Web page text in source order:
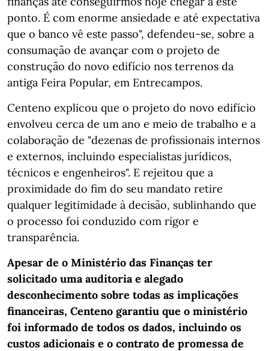
ponto. É com enorme ansiedade e até expectativa
que o banco vê este passo", defendeu-se, sobre a
consumação de avançar com o projeto de
construção do novo edifício nos terrenos da
antiga Feira Popular, em Entrecampos.
Centeno explicou que o projeto do novo edifício
envolveu cerca de um ano e meio de trabalho e a
colaboração de "dezenas de profissionais internos
e externos, incluindo especialistas jurídicos,
técnicos e engenheiros". E rejeitou que a
proximidade do fim do seu mandato retire
qualquer legitimidade à decisão, sublinhando que
o processo foi conduzido com rigor e
transparência.
Apesar de o Ministério das Finanças ter
solicitado uma auditoria e alegado
desconhecimento sobre todas as implicações
financeiras, Centeno garantiu que o ministério
foi informado de todos os dados, incluindo os
custos adicionais e o contrato de promessa de